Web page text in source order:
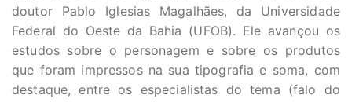
doutor Pablo Iglesias Magalhães, da Universidade
Federal do Oeste da Bahia (UFOB). Ele avançou os
estudos sobre o personagem e sobre os produtos
que foram impressos na sua tipografia e soma, com
destaque, entre os especialistas do tema (falo do